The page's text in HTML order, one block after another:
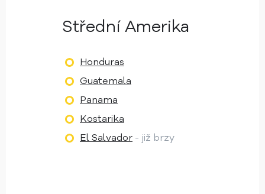
Střední Amerika
Honduras
Guatemala
Panama
Kostarika
El Salvador - již brzy